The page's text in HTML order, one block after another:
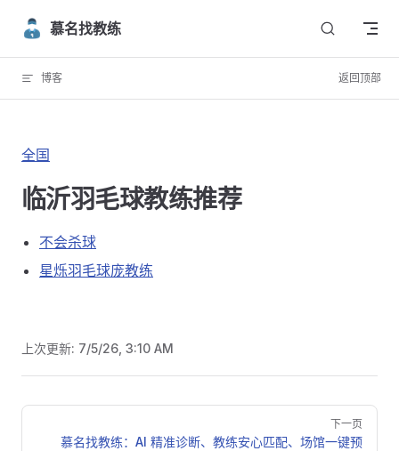
Skip to content
慕名找教练
博客 返回顶部
全国
临沂羽毛球教练推荐
不会杀球
星烁羽毛球庞教练
上次更新: 7/5/26, 3:10 AM
Pager
下一页
慕名找教练：AI 精准诊断、教练安心匹配、场馆一键预